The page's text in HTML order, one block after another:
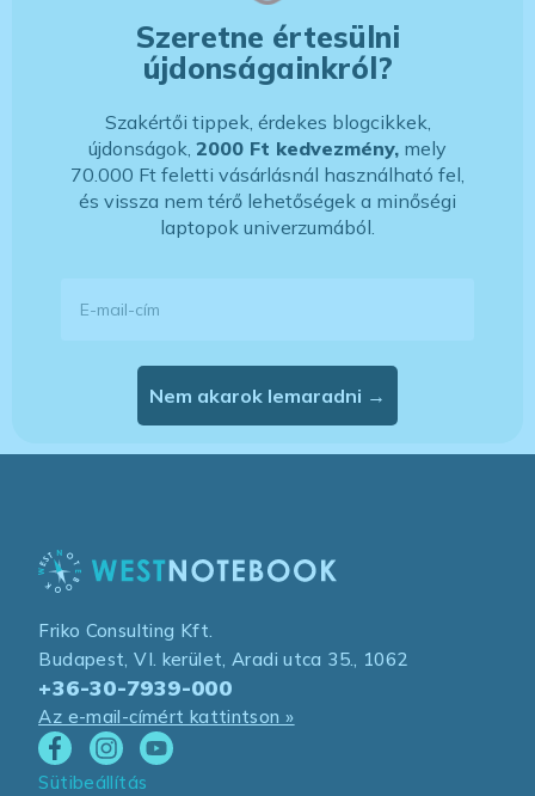
Szeretne értesülni
újdonságainkról?
Szakértői tippek, érdekes blogcikkek,
újdonságok, 2000 Ft kedvezmény, mely
70.000 Ft feletti vásárlásnál használható fel,
és vissza nem térő lehetőségek a minőségi
laptopok univerzumából.
Nem akarok lemaradni →
Friko Consulting Kft.
Budapest, VI. kerület, Aradi utca 35., 1062
+36-30-7939-000
Az e-mail-címért kattintson »
Sütibeállítás